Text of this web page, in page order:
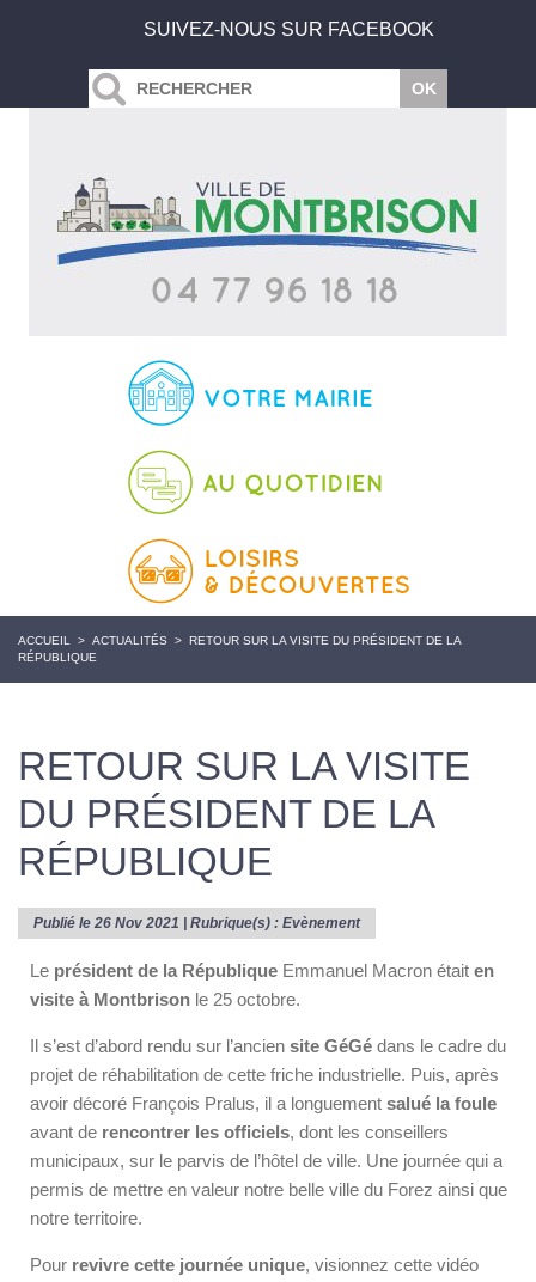
SUIVEZ-NOUS SUR FACEBOOK
ACCUEIL > ACTUALITÉS > RETOUR SUR LA VISITE DU PRÉSIDENT DE LA
RÉPUBLIQUE
RETOUR SUR LA VISITE
DU PRÉSIDENT DE LA
RÉPUBLIQUE
Publié le 26 Nov 2021 | Rubrique(s) : Evènement
Le président de la République Emmanuel Macron était en
visite à Montbrison le 25 octobre.
Il s’est d’abord rendu sur l’ancien site GéGé dans le cadre du
projet de réhabilitation de cette friche industrielle. Puis, après
avoir décoré François Pralus, il a longuement salué la foule
avant de rencontrer les officiels, dont les conseillers
municipaux, sur le parvis de l’hôtel de ville. Une journée qui a
permis de mettre en valeur notre belle ville du Forez ainsi que
notre territoire.
Pour revivre cette journée unique, visionnez cette vidéo